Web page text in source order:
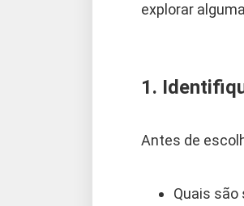
explorar
1.
Antes de
Quais